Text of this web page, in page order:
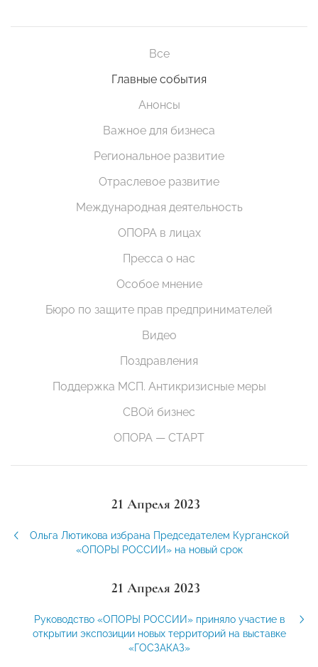
Все
Главные события
Анонсы
Важное для бизнеса
Региональное развитие
Отраслевое развитие
Международная деятельность
ОПОРА в лицах
Пресса о нас
Особое мнение
Бюро по защите прав предпринимателей
Видео
Поздравления
Поддержка МСП. Антикризисные меры
СВОй бизнес
ОПОРА — СТАРТ
21 Апреля 2023
Ольга Лютикова избрана Председателем Курганской
«ОПОРЫ РОССИИ» на новый срок
21 Апреля 2023
Руководство «ОПОРЫ РОССИИ» приняло участие в
открытии экспозиции новых территорий на выставке
«ГОСЗАКАЗ»